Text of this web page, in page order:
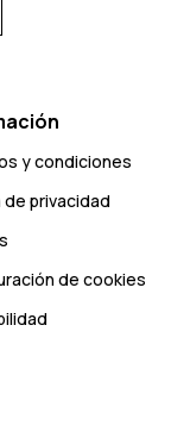
y condiciones
privacidad
de cookies